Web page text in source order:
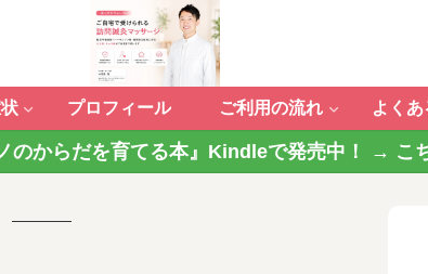
プロフィール ご利用の流れ よくあ
のからだを育てる本』Kindleで発売中！ → こ